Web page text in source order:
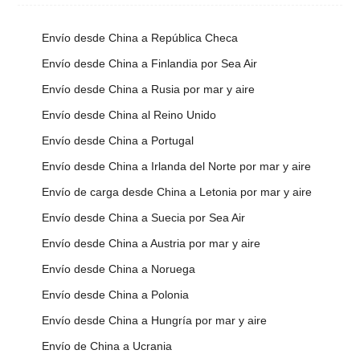
Envío desde China a República Checa
Envío desde China a Finlandia por Sea Air
Envío desde China a Rusia por mar y aire
Envío desde China al Reino Unido
Envío desde China a Portugal
Envío desde China a Irlanda del Norte por mar y aire
Envío de carga desde China a Letonia por mar y aire
Envío desde China a Suecia por Sea Air
Envío desde China a Austria por mar y aire
Envío desde China a Noruega
Envío desde China a Polonia
Envío desde China a Hungría por mar y aire
Envío de China a Ucrania